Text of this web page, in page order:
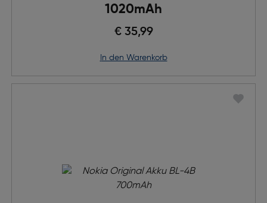
1020mAh
€ 35,99
in den Warenkorb